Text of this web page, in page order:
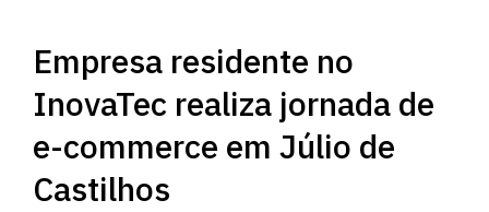
Empresa residente no
InovaTec realiza jornada de
e-commerce em Júlio de
Castilhos